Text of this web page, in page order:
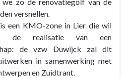
we zo de renovatiegolf van de
versnellen.
een KMO-zone in Lier die wil
realisatie van een
de vzw Duwijck zal dit
in samenwerking met
en Zuidtrant.